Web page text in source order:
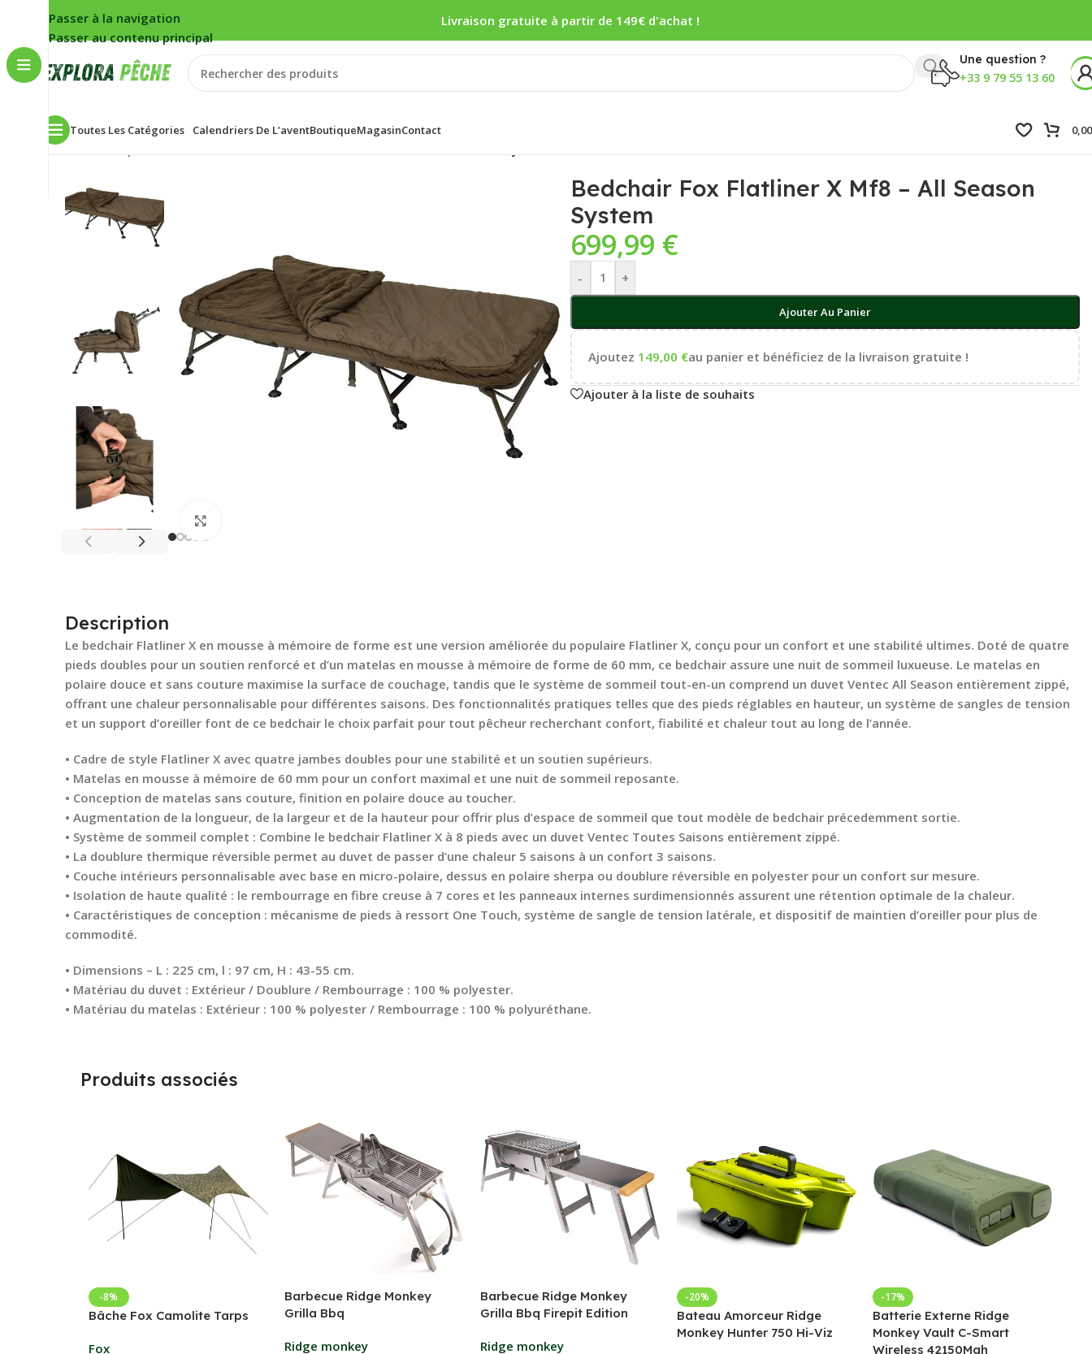
Passer à la navigation
Passer au contenu principal
Livraison gratuite à partir de 149€ d'achat !
Une question ?
+33 9 79 55 13 60
Toutes Les Catégories Calendriers De L’aventBoutiqueMagasinContact
Accueil
Bedchair Fox Flatliner X Mf8 – All Season
System
699,99 €
- +
Ajouter Au Panier
Ajoutez 149,00 €au panier et bénéficiez de la livraison gratuite !
Ajouter à la liste de souhaits
Description
Le bedchair Flatliner X en mousse à mémoire de forme est une version améliorée du populaire Flatliner X, conçu pour un confort et une stabilité ultimes. Doté de quatre
pieds doubles pour un soutien renforcé et d’un matelas en mousse à mémoire de forme de 60 mm, ce bedchair assure une nuit de sommeil luxueuse. Le matelas en
polaire douce et sans couture maximise la surface de couchage, tandis que le système de sommeil tout-en-un comprend un duvet Ventec All Season entièrement zippé,
offrant une chaleur personnalisable pour différentes saisons. Des fonctionnalités pratiques telles que des pieds réglables en hauteur, un système de sangles de tension
et un support d’oreiller font de ce bedchair le choix parfait pour tout pêcheur recherchant confort, fiabilité et chaleur tout au long de l’année.
• Cadre de style Flatliner X avec quatre jambes doubles pour une stabilité et un soutien supérieurs.
• Matelas en mousse à mémoire de 60 mm pour un confort maximal et une nuit de sommeil reposante.
• Conception de matelas sans couture, finition en polaire douce au toucher.
• Augmentation de la longueur, de la largeur et de la hauteur pour offrir plus d’espace de sommeil que tout modèle de bedchair précedemment sortie.
• Système de sommeil complet : Combine le bedchair Flatliner X à 8 pieds avec un duvet Ventec Toutes Saisons entièrement zippé.
• La doublure thermique réversible permet au duvet de passer d’une chaleur 5 saisons à un confort 3 saisons.
• Couche intérieurs personnalisable avec base en micro-polaire, dessus en polaire sherpa ou doublure réversible en polyester pour un confort sur mesure.
• Isolation de haute qualité : le rembourrage en fibre creuse à 7 cores et les panneaux internes surdimensionnés assurent une rétention optimale de la chaleur.
• Caractéristiques de conception : mécanisme de pieds à ressort One Touch, système de sangle de tension latérale, et dispositif de maintien d’oreiller pour plus de
commodité.
• Dimensions – L : 225 cm, l : 97 cm, H : 43-55 cm.
• Matériau du duvet : Extérieur / Doublure / Rembourrage : 100 % polyester.
• Matériau du matelas : Extérieur : 100 % polyester / Rembourrage : 100 % polyuréthane.
Produits associés
-8%
Bâche Fox Camolite Tarps
Fox
Barbecue Ridge Monkey
Grilla Bbq
Ridge monkey
Barbecue Ridge Monkey
Grilla Bbq Firepit Edition
Ridge monkey
-20%
Bateau Amorceur Ridge
Monkey Hunter 750 Hi-Viz
-17%
Batterie Externe Ridge
Monkey Vault C-Smart
Wireless 42150Mah